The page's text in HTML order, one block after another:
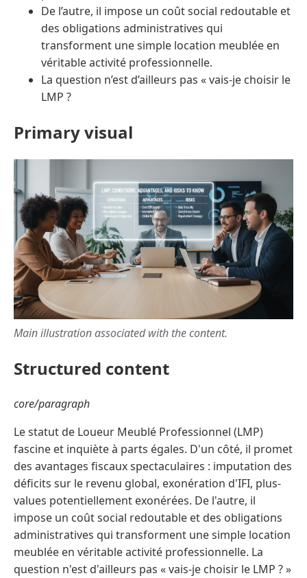
De l’autre, il impose un coût social redoutable et
des obligations administratives qui
transforment une simple location meublée en
véritable activité professionnelle.
La question n’est d’ailleurs pas « vais-je choisir le
LMP ?
Primary visual
Main illustration associated with the content.
Structured content
core/paragraph
Le statut de Loueur Meublé Professionnel (LMP)
fascine et inquiète à parts égales. D'un côté, il promet
des avantages fiscaux spectaculaires : imputation des
déficits sur le revenu global, exonération d'IFI, plus-
values potentiellement exonérées. De l'autre, il
impose un coût social redoutable et des obligations
administratives qui transforment une simple location
meublée en véritable activité professionnelle. La
question n'est d'ailleurs pas « vais-je choisir le LMP ? »